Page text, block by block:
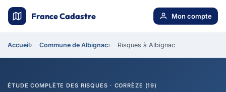
France Cadastre Mon compte
Accueil Commune de Albignac Risques à Albignac
ÉTUDE COMPLÈTE DES RISQUES · CORRÈZE (19)